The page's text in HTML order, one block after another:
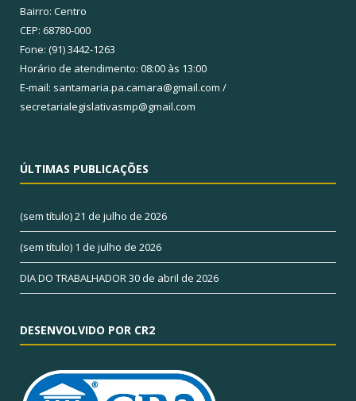
Bairro: Centro
CEP: 68780-000
Fone: (91) 3442-1263
Horário de atendimento: 08:00 às 13:00
E-mail: santamaria.pa.camara@gmail.com /
secretarialegislativasmp@gmail.com
ÚLTIMAS PUBLICAÇÕES
(sem título)21 de julho de 2026
(sem título) 1 de julho de 2026
DIA DO TRABALHADOR30 de abril de 2026
DESENVOLVIDO POR CR2